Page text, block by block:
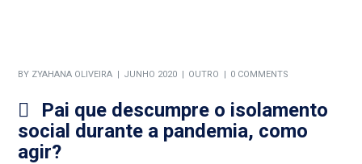
BY ZYAHANA OLIVEIRA JUNHO 2020 OUTRO 0 COMMENTS
Pai que descumpre o isolamento
social durante a pandemia, como
agir?